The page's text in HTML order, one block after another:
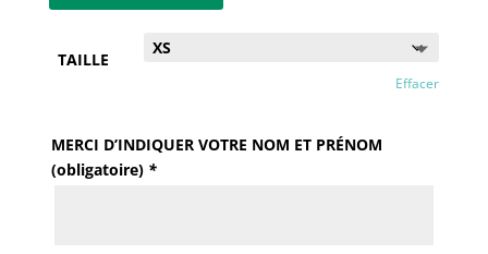
TAILLE
Effacer
MERCI D’INDIQUER VOTRE NOM ET PRÉNOM
(obligatoire) *